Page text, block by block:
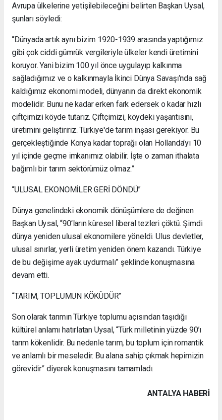
Avrupa ülkelerine yetişilebileceğini belirten Başkan Uysal,
şunları söyledi:
“Dünyada artık aynı bizim 1920-1939 arasında yaptığımız
gibi çok ciddi gümrük vergileriyle ülkeler kendi üretimini
koruyor. Yani bizim 100 yıl önce uygulayıp kalkınma
sağladığımız ve o kalkınmayla İkinci Dünya Savaşı’nda sağ
kaldığımız ekonomi modeli, dünyanın da direkt ekonomik
modelidir. Bunu ne kadar erken fark edersek o kadar hızlı
çiftçimizi köyde tutarız. Çiftçimizi, köydeki yaşantısını,
üretimini geliştiririz. Türkiye'de tarım inşası gerekiyor. Bu
gerçekleştiğinde Konya kadar toprağı olan Hollanda’yı 10
yıl içinde geçme imkanımız olabilir. İşte o zaman ithalata
bağımlı bir tarım sektörümüz olmaz.”
“ULUSAL EKONOMİLER GERİ DÖNDÜ”
Dünya genelindeki ekonomik dönüşümlere de değinen
Başkan Uysal, “90’ların küresel liberal tezleri çöktü. Şimdi
dünya yeniden ulusal ekonomilere yöneldi. Ulus devletler,
ulusal sınırlar, yerli üretim yeniden önem kazandı. Türkiye
de bu değişime ayak uydurmalı” şeklinde konuşmasına
devam etti.
“TARIM, TOPLUMUN KÖKÜDÜR”
Son olarak tarımın Türkiye toplumu açısından taşıdığı
kültürel anlamı hatırlatan Uysal, “Türk milletinin yüzde 90’ı
tarım kökenlidir. Bu nedenle tarım, bu toplum için romantik
ve anlamlı bir meseledir. Bu alana sahip çıkmak hepimizin
görevidir” diyerek konuşmasını tamamladı.
ANTALYA HABERİ